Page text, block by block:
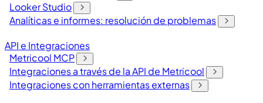
Looker Studio
Analíticas e informes: resolución de problemas
API e Integraciones
Metricool MCP
Integraciones a través de la API de Metricool
Integraciones con herramientas externas